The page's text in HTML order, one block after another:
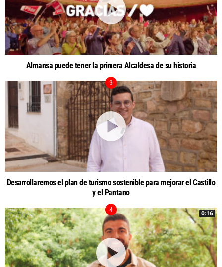
Almansa puede tener la primera Alcaldesa de su historia
Desarrollaremos el plan de turismo sostenible para mejorar el Castillo
y el Pantano
0:16